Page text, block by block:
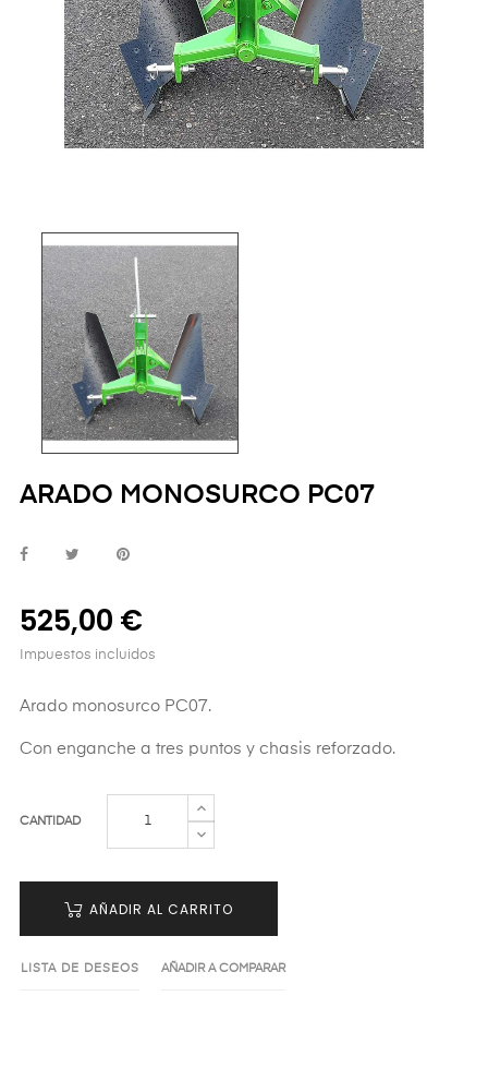
ARADO MONOSURCO PC07
525,00 €
Impuestos incluidos
Arado monosurco PC07.
Con enganche a tres puntos y chasis reforzado.
CANTIDAD
AÑADIR AL CARRITO
LISTA DE DESEOS AÑADIR A COMPARAR